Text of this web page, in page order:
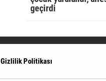
geçirdi
Gizlilik Politikası